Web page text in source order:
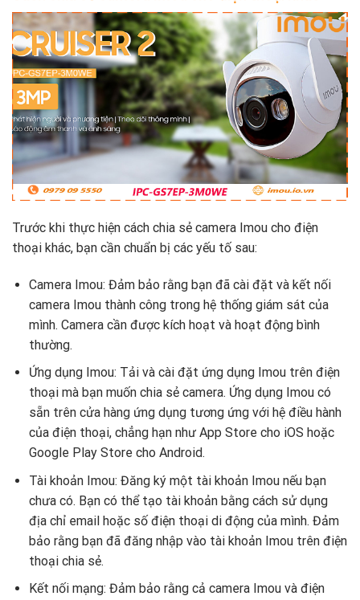
Trước khi thực hiện cách chia sẻ camera Imou cho điện
thoại khác, bạn cần chuẩn bị các yếu tố sau:
Camera Imou: Đảm bảo rằng bạn đã cài đặt và kết nối
camera Imou thành công trong hệ thống giám sát của
mình. Camera cần được kích hoạt và hoạt động bình
thường.
Ứng dụng Imou: Tải và cài đặt ứng dụng Imou trên điện
thoại mà bạn muốn chia sẻ camera. Ứng dụng Imou có
sẵn trên cửa hàng ứng dụng tương ứng với hệ điều hành
của điện thoại, chẳng hạn như App Store cho iOS hoặc
Google Play Store cho Android.
Tài khoản Imou: Đăng ký một tài khoản Imou nếu bạn
chưa có. Bạn có thể tạo tài khoản bằng cách sử dụng
địa chỉ email hoặc số điện thoại di động của mình. Đảm
bảo rằng bạn đã đăng nhập vào tài khoản Imou trên điện
thoại chia sẻ.
Kết nối mạng: Đảm bảo rằng cả camera Imou và điện